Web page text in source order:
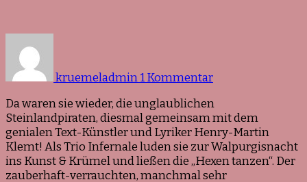
kruemeladmin1 Kommentarmit
den
Steinlandpiraten
&
Henry-
Martin
Klemt
Da waren sie wieder, die unglaublichen
Steinlandpiraten, diesmal gemeinsam mit dem
genialen Text-Künstler und Lyriker Henry-Martin
Klemt! Als Trio Infernale luden sie zur Walpurgisnacht
ins Kunst & Krümel und ließen die „Hexen tanzen“. Der
zauberhaft-verrauchten, manchmal sehr